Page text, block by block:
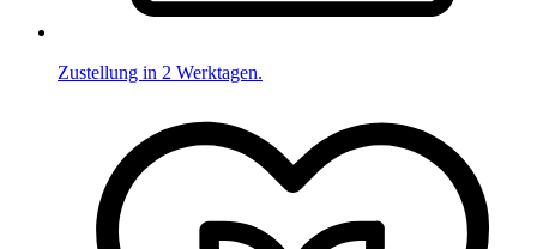
Zustellung in 2 Werktagen.